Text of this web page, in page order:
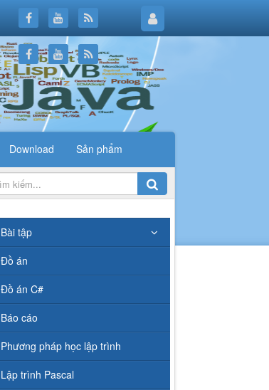
Download Sản phẩm
Bài tập
Đồ án
Đồ án C#
Báo cáo
Phương pháp học lập trình
Lập trình Pascal